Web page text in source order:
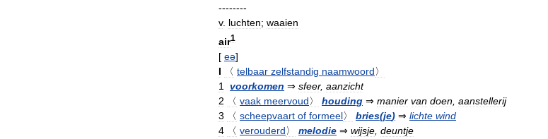
--------
v. luchten; waaien
air1
[ eə]
I
〈 telbaar zelfstandig naamwoord〉
1
voorkomen ⇒ sfeer, aanzicht
2
〈 vaak meervoud〉 houding ⇒ manier van doen aanstellerij
3
〈 scheepvaart of formeel〉 bries(je) ⇒ lichte wind
4
〈 verouderd〉 melodie ⇒ wijsje deuntje